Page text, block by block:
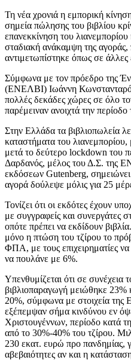
Τη νέα χρονιά η εμπορική
σημεία πώλησης του βιβλίου
επανεκκίνηση του λιανεμπορίου
σταδιακή ανάκαμψη της αγοράς,
αντιμετωπίστηκε όπως σε
Σύμφωνα με τον πρόεδρο της
(ΕΝΕΛΒΙ) Ιωάννη
πολλές δεκάδες χώρες σε όλο
παρέμειναν ανοιχτά την περίοδο
Στην Ελλάδα τα βιβλιοπωλεία
καταστήματα του
μετά το δεύτερο lockdown του
Δαρδανός, μέλος του Δ.Σ. της
εκδόσεων Gutenberg, σημειώνει
αγορά δούλεψε μόλις για 25
Τονίζει ότι οι εκδότες έχουν
με συγγραφείς και συνεργάτες
οπότε πρέπει να εκδίδουν
μόνο η πτώση του τζίρου το
ΦΠΑ, με τους επιχειρηματίες
να πουλάνε με 6%.
Υπενθυμίζεται ότι σε συνέχεια
βιβλιοπαραγωγή μειώθηκε 23%
20%, σύμφωνα με στοιχεία της
εξέπεμψαν σήμα κινδύνου εν
Χριστουγέννων, περίοδο κατά
από το 30%-40% του τζίρου.
230 εκατ. ευρώ προ πανδημίας,
αβεβαιότητες αν και η